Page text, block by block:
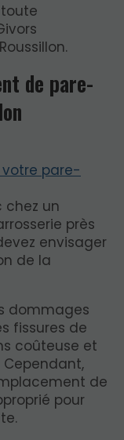
de pare-
pare-
chez un
près
envisager
de la
dommages
fissures de
coûteuse et
Cependant,
de
pour